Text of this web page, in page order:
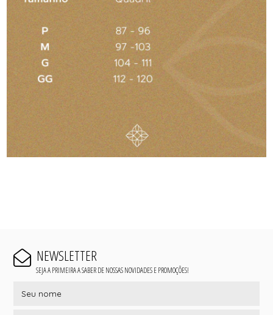
NEWSLETTER
SEJA A PRIMEIRA A SABER DE NOSSAS NOVIDADES E PROMOÇÕES!